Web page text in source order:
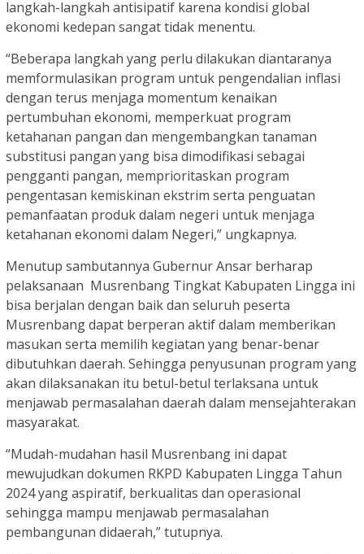
langkah-langkah antisipatif karena kondisi global
ekonomi kedepan sangat tidak menentu.
“Beberapa langkah yang perlu dilakukan diantaranya
memformulasikan program untuk pengendalian inflasi
dengan terus menjaga momentum kenaikan
pertumbuhan ekonomi, memperkuat program
ketahanan pangan dan mengembangkan tanaman
substitusi pangan yang bisa dimodifikasi sebagai
pengganti pangan, memprioritaskan program
pengentasan kemiskinan ekstrim serta penguatan
pemanfaatan produk dalam negeri untuk menjaga
ketahanan ekonomi dalam Negeri,” ungkapnya.
Menutup sambutannya Gubernur Ansar berharap
pelaksanaan Musrenbang Tingkat Kabupaten Lingga ini
bisa berjalan dengan baik dan seluruh peserta
Musrenbang dapat berperan aktif dalam memberikan
masukan serta memilih kegiatan yang benar-benar
dibutuhkan daerah. Sehingga penyusunan program yang
akan dilaksanakan itu betul-betul terlaksana untuk
menjawab permasalahan daerah dalam mensejahterakan
masyarakat.
“Mudah-mudahan hasil Musrenbang ini dapat
mewujudkan dokumen RKPD Kabupaten Lingga Tahun
2024 yang aspiratif, berkualitas dan operasional
sehingga mampu menjawab permasalahan
pembangunan didaerah,” tutupnya.